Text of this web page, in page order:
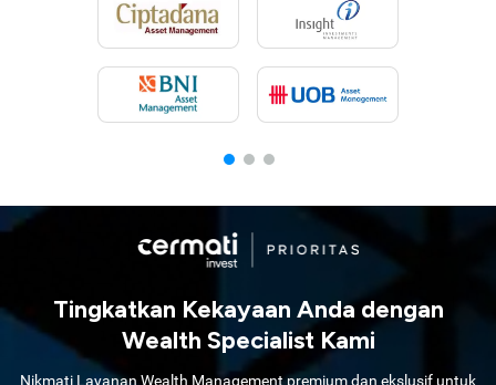
Tingkatkan Kekayaan Anda dengan
Wealth Specialist Kami
Nikmati Layanan Wealth Management premium dan ekslusif untuk